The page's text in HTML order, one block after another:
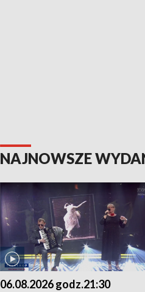
NAJNOWSZE
06.08.2026 godz.21:30